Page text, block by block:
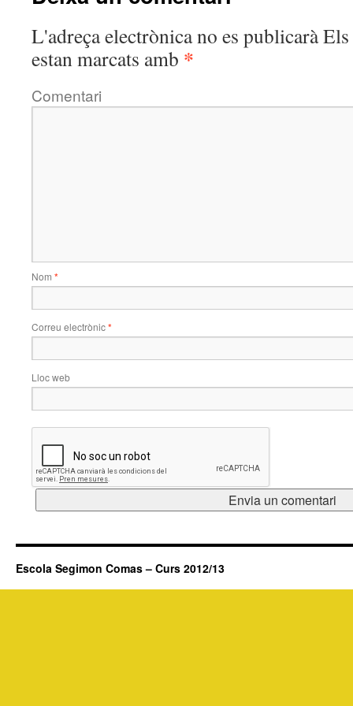
L'adreça electrònica no es publicaràEls
estan marcats amb *
Comentari
Nom *
Correu electrònic*
Lloc web
Escola Segimon Comas – Curs 2012/13